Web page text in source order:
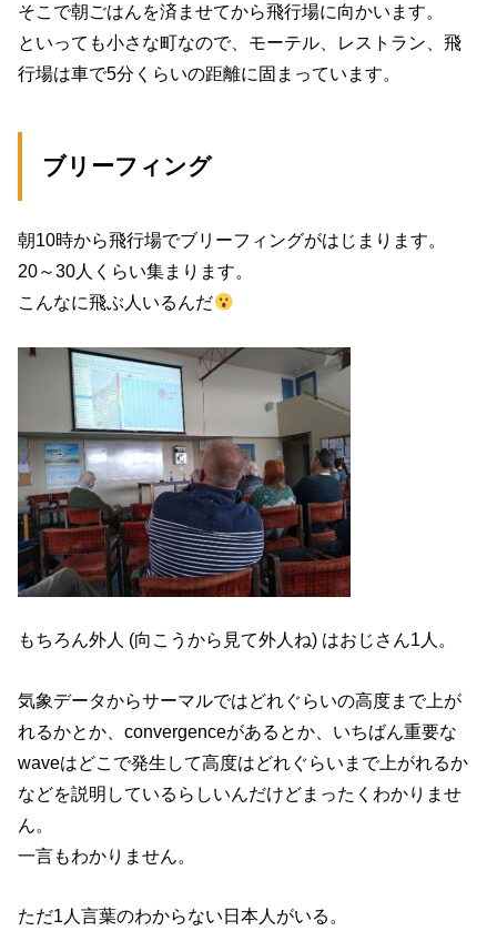
そこで朝ごはんを済ませてから飛行場に向かいます。
といっても小さな町なので、モーテル、レストラン、飛
行場は車で5分くらいの距離に固まっています。
ブリーフィング
朝10時から飛行場でブリーフィングがはじまります。
20～30人くらい集まります。
こんなに飛ぶ人いるんだ
もちろん外人 (向こうから見て外人ね) はおじさん1人。
気象データからサーマルではどれぐらいの高度まで上が
れるかとか、convergenceがあるとか、いちばん重要な
waveはどこで発生して高度はどれぐらいまで上がれるか
などを説明しているらしいんだけどまったくわかりませ
ん。
一言もわかりません。
ただ1人言葉のわからない日本人がいる。